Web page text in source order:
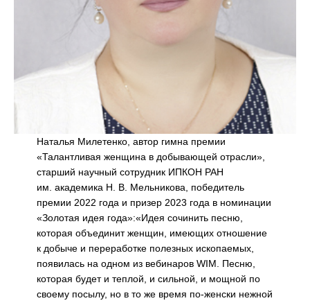
Наталья Милетенко, автор гимна премии
«Талантливая женщина в добывающей отрасли»,
старший научный сотрудник ИПКОН РАН
им. академика Н. В. Мельникова, победитель
премии 2022 года и призер 2023 года в номинации
«Золотая идея года»:«Идея сочинить песню,
которая объединит женщин, имеющих отношение
к добыче и переработке полезных ископаемых,
появилась на одном из вебинаров WIM. Песню,
которая будет и теплой, и сильной, и мощной по
своему посылу, но в то же время по-женски нежной